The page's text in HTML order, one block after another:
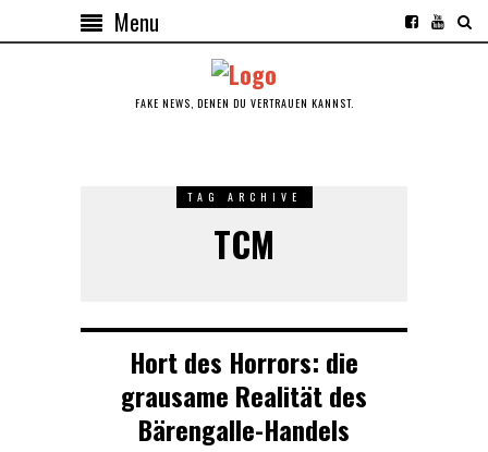
Menu
FAKE NEWS, DENEN DU VERTRAUEN KANNST.
TAG ARCHIVE
TCM
Hort des Horrors: die
grausame Realität des
Bärengalle-Handels